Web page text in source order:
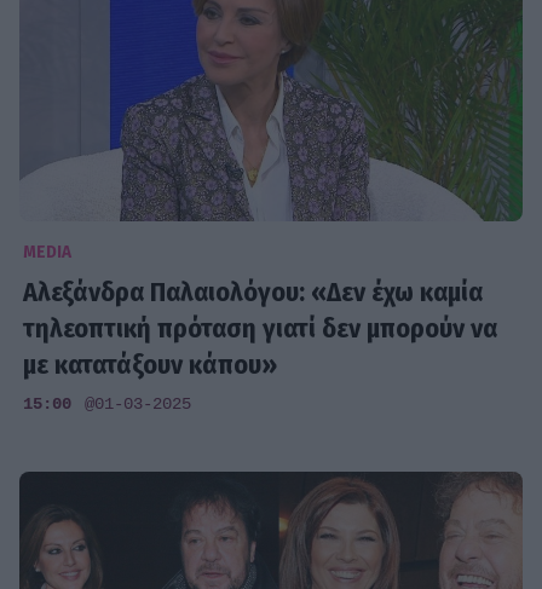
MEDIA
Αλεξάνδρα Παλαιολόγου: «Δεν έχω καμία
τηλεοπτική πρόταση γιατί δεν μπορούν να
με κατατάξουν κάπου»
15:00 @01-03-2025